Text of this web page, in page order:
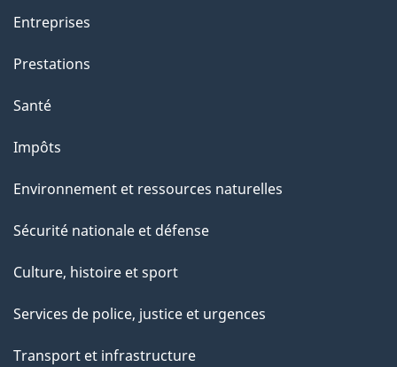
e
e
p
a
g
Entreprises
Prestations
Santé
Impôts
Environnement et ressources naturelles
Sécurité nationale et défense
Culture, histoire et sport
Services de police, justice et urgences
Transport et infrastructure